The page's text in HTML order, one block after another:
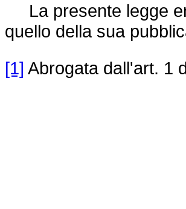
La presente legge
quello della sua
[1] Abrogata dall'art. 1